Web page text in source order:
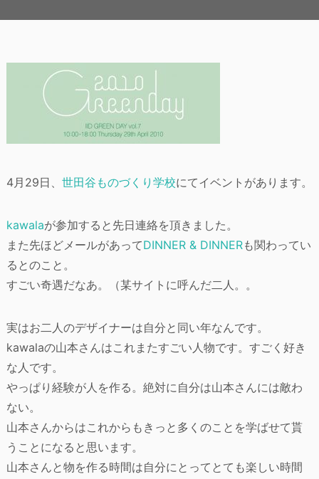
4月29日、 世田谷ものづくり学校にてイベントがあります。
kawalaが参加すると先日連絡を頂きました。
また先ほどメールがあってDINNER & DINNERも関わってい
るとのこと。
すごい奇遇だなあ。（某サイトに呼んだ二人。。
実はお二人のデザイナーは自分と同い年なんです。
kawalaの山本さんはこれまたすごい人物です。すごく好き
な人です。
やっぱり経験が人を作る。絶対に自分は山本さんには敵わ
ない。
山本さんからはこれからもきっと多くのことを学ばせて貰
うことになると思います。
山本さんと物を作る時間は自分にとってとても楽しい時間